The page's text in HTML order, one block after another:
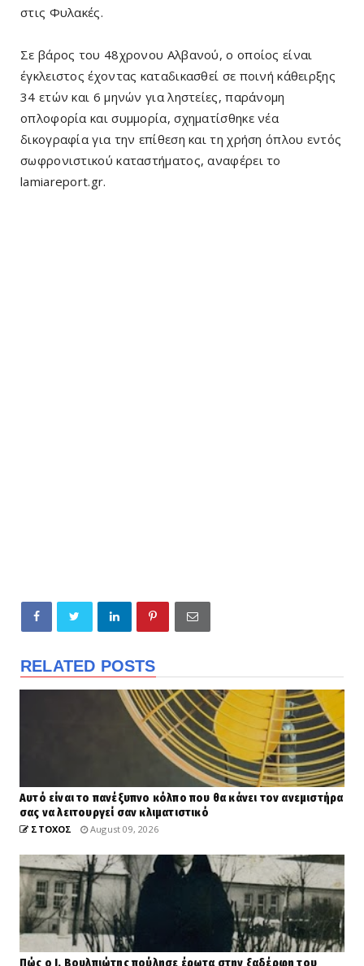
στις Φυλακές.
Σε βάρος του 48χρονου Αλβανού, ο οποίος είναι
έγκλειστος έχοντας καταδικασθεί σε ποινή κάθειρξης
34 ετών και 6 μηνών για ληστείες, παράνομη
οπλοφορία και συμμορία, σχηματίσθηκε νέα
δικογραφία για την επίθεση και τη χρήση όπλου εντός
σωφρονιστικού καταστήματος, αναφέρει το
lamiareport.gr.
RELATED POSTS
Αυτό είναι το πανέξυπνο κόλπο που θα κάνει τον ανεμιστήρα
σας να λειτουργεί σαν κλιματιστικό
ΣΤΟΧΟΣ August 09, 2026
Πώς ο Ι. Βουλπιώτης πούλησε έρωτα στην ξαδέρφη του